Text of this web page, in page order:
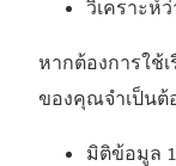
วิเคราะห์
หากต้องการใช้
ของคุณจำเป็นต้
มิติข้อมูล